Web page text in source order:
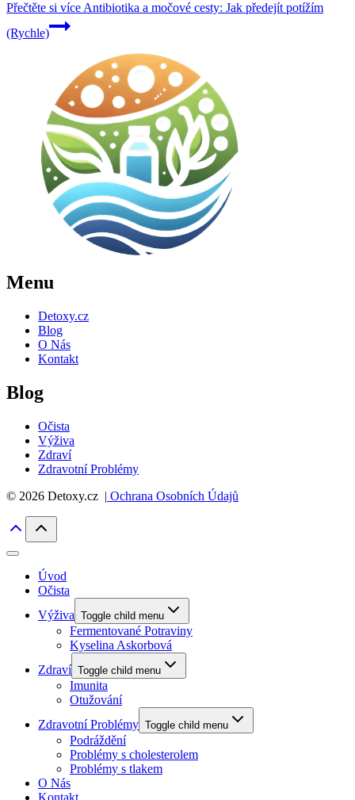
Přečtěte si více Antibiotika a močové cesty: Jak předejít potížím
(Rychle)
Menu
Detoxy.cz
Blog
O Nás
Kontakt
Blog
Očista
Výživa
Zdraví
Zdravotní Problémy
© 2026 Detoxy.cz | Ochrana Osobních Údajů
Úvod
Očista
Výživa Toggle child menu
Fermentované Potraviny
Kyselina Askorbová
Zdraví Toggle child menu
Imunita
Otužování
Zdravotní Problémy Toggle child menu
Podráždění
Problémy s cholesterolem
Problémy s tlakem
O Nás
Kontakt